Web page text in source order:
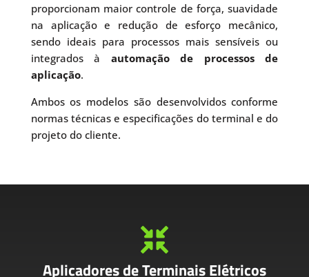
proporcionam maior controle de força, suavidade
na aplicação e redução de esforço mecânico,
sendo ideais para processos mais sensíveis ou
integrados à automação de processos de
aplicação.
Ambos os modelos são desenvolvidos conforme
normas técnicas e especificações do terminal e do
projeto do cliente.

Aplicadores de Terminais Elétricos